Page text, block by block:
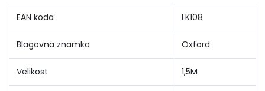
EAN koda LK108
Blagovna znamka Oxford
Velikost 1,5M